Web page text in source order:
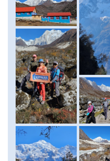
tölgyek, boróka és nyírfák
lefelé, a térdeket nem
kőomlásokon, kitett
völgyön keresztül érünk le
Kholába, ahol
gyorsan Gowába érünk,
zuhany után ma
gyalogtúránkat, s
rummal koccintva
helyi vezetőink és a
aligha sikerülhetett volna...
km, szint: 1340 méter le,